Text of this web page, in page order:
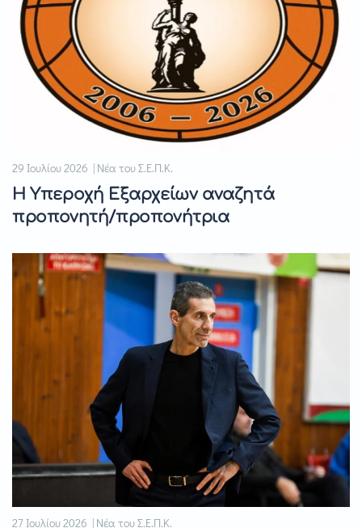
29 Ιουλίου 2026 | Νέα του Σ.Ε.Π.Κ.
Η Υπεροχή Εξαρχείων αναζητά
προπονητή/προπονήτρια
27 Ιουλίου 2026 | Νέα του Σ.Ε.Π.Κ.